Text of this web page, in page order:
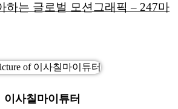
하는 글로벌 모션그래픽 – 247마
이사칠마이튜터